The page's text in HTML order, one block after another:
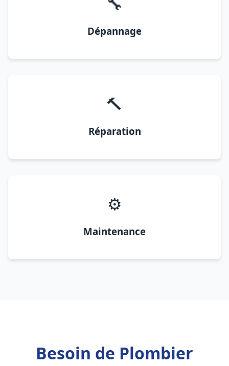
Dépannage
🔨
Réparation
⚙️
Maintenance
Besoin de Plombier